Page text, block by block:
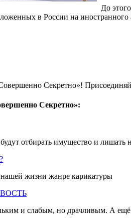
До
в России на
Секретно»!
Секретно»:
отбирать имущество и лишать
жизни жанре карикатуры
и слабым, но драчливым. А